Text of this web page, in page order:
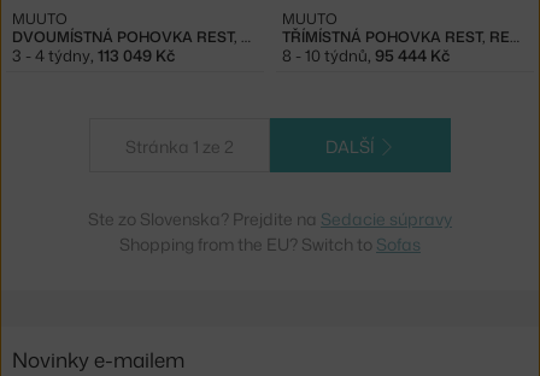
DVOUMÍSTNÁ POHOVKA REST, HEARTH 6/BLACK
MUUTO
3 - 4 týdny, 113 049 Kč
TŘÍMÍSTNÁ POHOVKA REST, REMIX
MUUTO
8 - 10 týdnů, 95 444 Kč
Stránka 1 ze 2 DALŠÍ
Ste zo Slovenska? Prejdite na Sedacie súpravy
Shopping from the EU? Switch to Sofas
Novinky e-mailem